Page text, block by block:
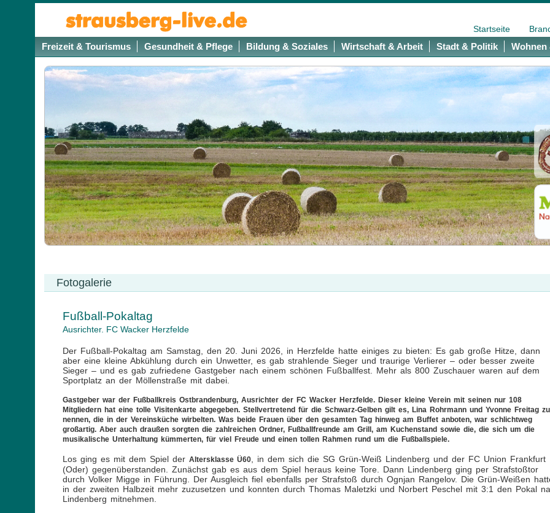
Startseite
Freizeit & Tourismus Gesundheit & Pflege Bildung & Soziales Wirtschaft & Arbeit Stadt & Politik Wohnen
Fotogalerie
Fußball-Pokaltag
Ausrichter. FC Wacker Herzfelde
Der Fußball-Pokaltag am Samstag, den 20. Juni 2026, in Herzfelde hatte einiges zu bieten: Es gab große Hitze, dann
aber eine kleine Abkühlung durch ein Unwetter, es gab strahlende Sieger und traurige Verlierer – oder besser zweite
Sieger – und es gab zufriedene Gastgeber nach einem schönen Fußballfest. Mehr als 800 Zuschauer waren auf dem
Sportplatz an der Möllenstraße mit dabei.
Gastgeber war der Fußballkreis Ostbrandenburg, Ausrichter der FC Wacker Herzfelde. Dieser kleine Verein mit seinen nur 108
Mitgliedern hat eine tolle Visitenkarte abgegeben. Stellvertretend für die Schwarz-Gelben gilt es, Lina Rohrmann und Yvonne Freitag zu
nennen, die in der Vereinsküche wirbelten. Was beide Frauen über den gesamten Tag hinweg am Buffet anboten, war schlichtweg
großartig. Aber auch draußen sorgten die zahlreichen Ordner, Fußballfreunde am Grill, am Kuchenstand sowie die, die sich um die
musikalische Unterhaltung kümmerten, für viel Freude und einen tollen Rahmen rund um die Fußballspiele.
Los ging es mit dem Spiel der Altersklasse Ü60 , in dem sich die SG Grün-Weiß Lindenberg und der FC Union Frankfurt
(Oder) gegenüberstanden. Zunächst gab es aus dem Spiel heraus keine Tore. Dann Lindenberg ging per Strafstoßtor
durch Volker Migge in Führung. Der Ausgleich fiel ebenfalls per Strafstoß durch Ognjan Rangelov. Die Grün-Weißen
in der zweiten Halbzeit mehr zuzusetzen und konnten durch Thomas Maletzki und Norbert Peschel mit 3:1 den Pokal
Lindenberg mitnehmen.